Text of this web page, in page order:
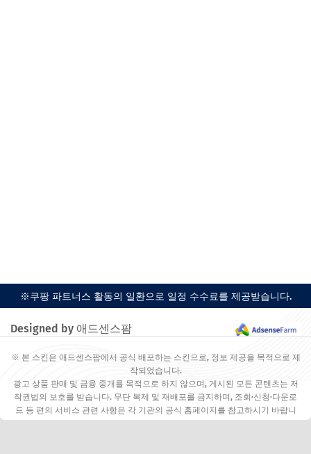
※쿠팡 파트너스 활동의 일환으로 일정 수수료를 제공받습니다.
Designed by 애드센스팜
※ 본 스킨은 애드센스팜에서 공식 배포하는 스킨으로, 정보 제공을 목적으로 제
작되었습니다.
광고 상품 판매 및 금융 중개를 목적으로 하지 않으며, 게시된 모든 콘텐츠는 저
작권법의 보호를 받습니다. 무단 복제 및 재배포를 금지하며, 조회·신청·다운로
드 등 편의 서비스 관련 사항은 각 기관의 공식 홈페이지를 참고하시기 바랍니